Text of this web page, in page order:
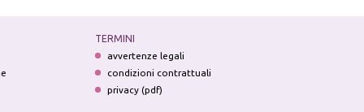
TERMINI
avvertenze legali
condizioni contrattuali
privacy (pdf)